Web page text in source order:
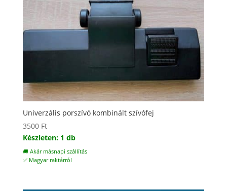
Univerzális porszívó kombinált szívófej
3500 Ft
Készleten: 1 db
🚚 Akár másnapi szállítás
✅ Magyar raktárról